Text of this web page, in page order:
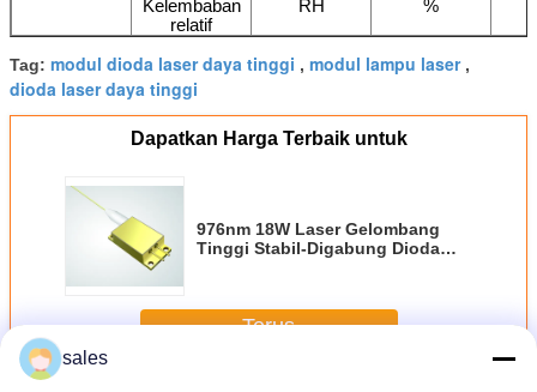
Kelembaban
relatif
RH %
Tag: modul dioda laser daya tinggi , modul lampu laser,
dioda laser daya tinggi
Dapatkan Harga Terbaik untuk
976nm 18W Laser Gelombang
Tinggi Stabil-Digabung Dioda
Terus
sales